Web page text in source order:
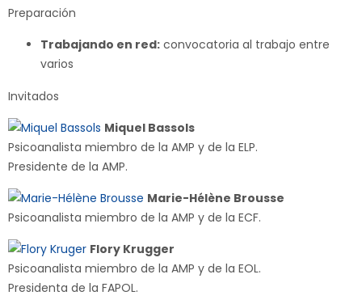
Preparación
Trabajando en red: convocatoria al trabajo entre
varios
Invitados
Miquel Bassols
Psicoanalista miembro de la AMP y de la ELP.
Presidente de la AMP.
Marie-Hélène Brousse
Psicoanalista miembro de la AMP y de la ECF.
Flory Krugger
Psicoanalista miembro de la AMP y de la EOL.
Presidenta de la FAPOL.